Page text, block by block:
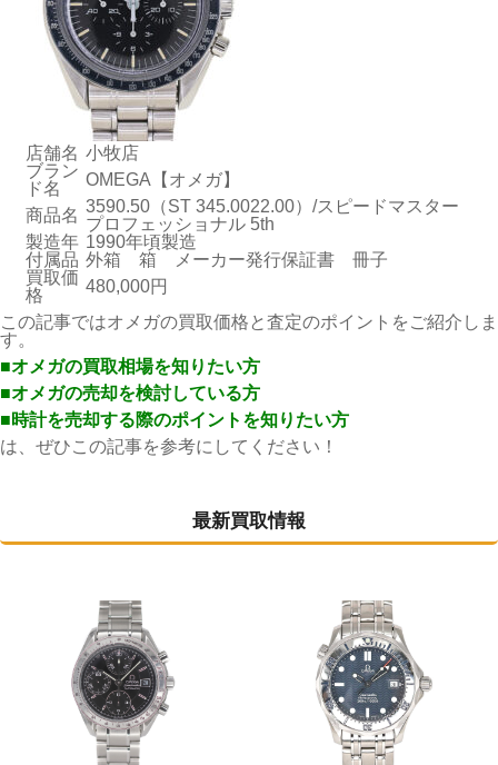
店舗名 小牧店
ブラン
ド名
OMEGA【オメガ】
商品名 3590.50（ST 345.0022.00）/スピードマスター
プロフェッショナル 5th
製造年 1990年頃製造
付属品 外箱 箱 メーカー発行保証書 冊子
買取価
格
480,000円
この記事ではオメガの買取価格と査定のポイントをご紹介しま
す。
■オメガの買取相場を知りたい方
■オメガの売却を検討している方
■時計を売却する際のポイントを知りたい方
は、ぜひこの記事を参考にしてください！
最新買取情報